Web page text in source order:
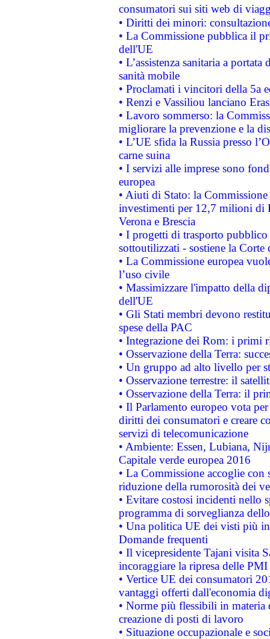
consumatori sui siti web di
• Diritti dei minori:
• La Commissione pubblica il
dell'UE
• L’assistenza sanitaria a
sanità mobile
• Proclamati i vincitori della 5a
• Renzi e Vassiliou lanciano
• Lavoro sommerso: la
migliorare la prevenzione e la
• L’UE sfida la Russia presso
carne suina
• I servizi alle imprese sono
europea
• Aiuti di Stato: la
investimenti per 12,7 milioni di
Verona e Brescia
• I progetti di trasporto
sottoutilizzati - sostiene la Corte
• La Commissione europea
l’uso civile
• Massimizzare l'impatto della
dell'UE
• Gli Stati membri devono
spese della PAC
• Integrazione dei Rom: i primi
• Osservazione della Terra:
• Un gruppo ad alto livello per
• Osservazione terrestre: il
• Osservazione della Terra: il
• Il Parlamento europeo vota
diritti dei consumatori e creare
servizi di telecomunicazione
• Ambiente: Essen, Lubiana,
Capitale verde europea 2016
• La Commissione accoglie
riduzione della rumorosità dei
• Evitare costosi incidenti nello
programma di sorveglianza
• Una politica UE dei visti più
Domande frequenti
• Il vicepresidente Tajani visita
incoraggiare la ripresa delle
• Vertice UE dei consumatori
vantaggi offerti dall'economia
• Norme più flessibili in materia
creazione di posti di lavoro
• Situazione occupazionale e